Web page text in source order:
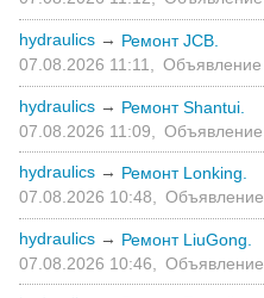
hydraulics → Ремонт JCB.
07.08.2026 11:11,
Объявление
hydraulics → Ремонт Shantui.
07.08.2026 11:09,
Объявление
hydraulics → Ремонт Lonking.
07.08.2026 10:48,
Объявление
hydraulics → Ремонт LiuGong.
07.08.2026 10:46,
Объявление